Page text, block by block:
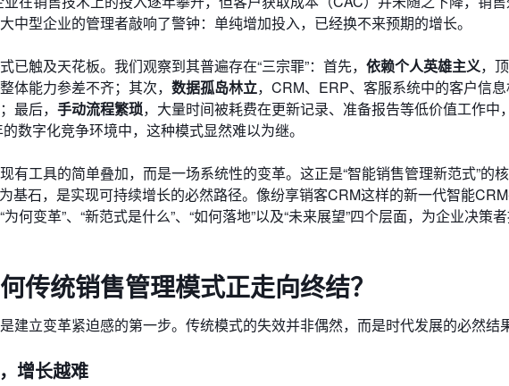
中型企业的管理者敲响了警钟：单纯增加投入，已经换不来预期的增长。
已触及天花板。我们观察到其普遍存在“三宗罪”：首先， 依赖个人英雄主义，
体能力参差不齐；其次， 数据孤岛林立，CRM、ERP、客服系统中的客户信
最后， 手动流程繁琐，大量时间被耗费在更新记录、准备报告等低价值工作中
数字化竞争环境中，这种模式显然难以为继。
有工具的简单叠加，而是一场系统性的变革。这正是“智能销售管理新范式”的
基石，是实现可持续增长的必然路径。像纷享销客CRM这样的新一代智能
何变革”、“新范式是什么”、“如何落地”以及“未来展望”四个层面，为企业决策
传统销售管理模式正走向终结？
建立变革紧迫感的第一步。传统模式的失效并非偶然，而是时代发展的必然结
增长越难